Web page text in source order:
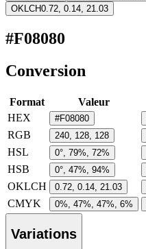
OKLCH0.72, 0.14, 21.03
#F08080
Conversion
Format Valeur
HEX
#F08080
RGB 240, 128, 128
HSL 0°, 79%, 72%
HSB 0°, 47%, 94%
OKLCH 0.72, 0.14, 21.03
CMYK 0%, 47%, 47%, 6%
Variations